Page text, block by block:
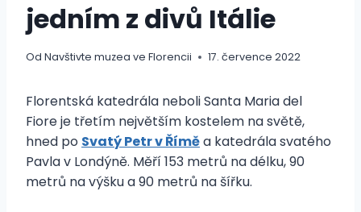
jedním z divů Itálie
Od Navštivte muzea ve Florencii 17. července 2022
Florentská katedrála neboli Santa Maria del
Fiore je třetím největším kostelem na světě,
hned po Svatý Petr v Říměa katedrála svatého
Pavla v Londýně. Měří 153 metrů na délku, 90
metrů na výšku a 90 metrů na šířku.